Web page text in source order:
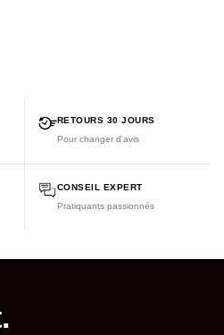
RETOURS 30 JOURS
Pour changer d'avis
CONSEIL EXPERT
Pratiquants passionnés